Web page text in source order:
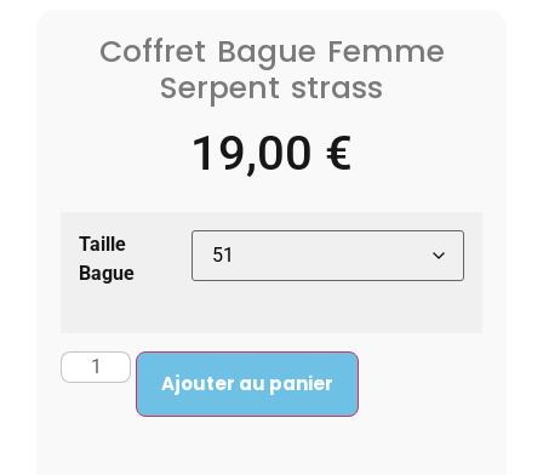
Coffret Bague Femme
Serpent strass
19,00 €
Taille
Bague
Ajouter au panier